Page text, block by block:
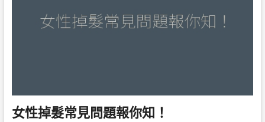
女性掉髮常見問題報你知！